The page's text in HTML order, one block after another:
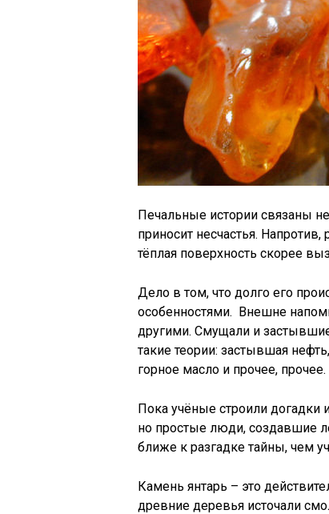
Печальные истории связаны
приносит несчастья.
тёплая поверхность скорее
Дело в том, что долго его
особенностями. Внешне
другими. Смущали и
такие теории: застывшая
горное масло и прочее, прочее.
Пока учёные строили догадки
но простые люди, создавшие
ближе к разгадке тайны, чем
Камень янтарь – это
древние деревья источали